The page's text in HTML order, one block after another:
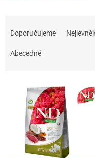
Doporučujeme
Abecedně